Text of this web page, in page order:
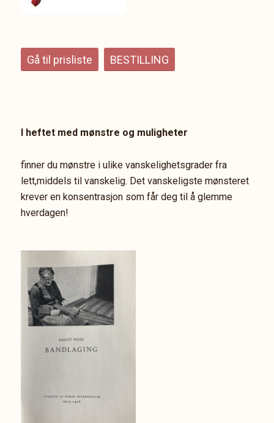
Gå til prisliste BESTILLING
I heftet med mønstre og muligheter
finner du mønstre i ulike vanskelighetsgrader fra
lett,middels til vanskelig. Det vanskeligste mønsteret
krever en konsentrasjon som får deg til å glemme
hverdagen!